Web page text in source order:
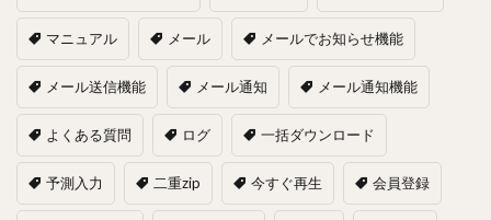
マニュアル メール メールでお知らせ機能
メール送信機能 メール通知 メール通知機能
よくある質問 ログ 一括ダウンロード
予測入力 二重zip 今すぐ再生 会員登録